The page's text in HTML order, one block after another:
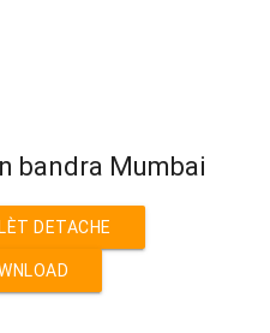
bandra Mumbai
DETACHE